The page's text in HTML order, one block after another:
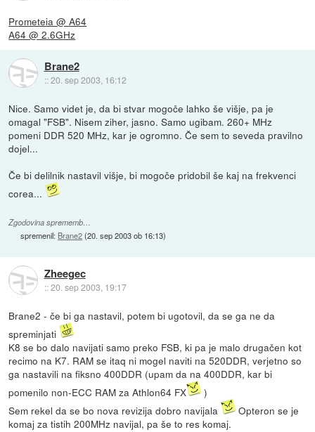
Prometeia @ A64
A64 @ 2.6GHz
Brane2
::20. sep 2003, 16:12
Nice. Samo videt je, da bi stvar mogoče lahko še višje, pa je
omagal "FSB". Nisem ziher, jasno. Samo ugibam. 260+ MHz
pomeni DDR 520 MHz, kar je ogromno. Če sem to seveda pravilno
dojel...
Če bi delilnik nastavil višje, bi mogoče pridobil še kaj na frekvenci
corea...
Zgodovina sprememb…
spremenil: Brane2(20. sep 2003 ob 16:13)
Zheegec
::20. sep 2003, 19:17
Brane2 - če bi ga nastavil, potem bi ugotovil, da se ga ne da
spreminjati
K8 se bo dalo navijati samo preko FSB, ki pa je malo drugačen kot
recimo na K7. RAM se itaq ni mogel naviti na 520DDR, verjetno so
ga nastavili na fiksno 400DDR (upam da na 400DDR, kar bi
pomenilo non-ECC RAM za Athlon64 FX
)
Sem rekel da se bo nova revizija dobro navijala
Opteron se je
komaj za tistih 200MHz navijal, pa še to res komaj.